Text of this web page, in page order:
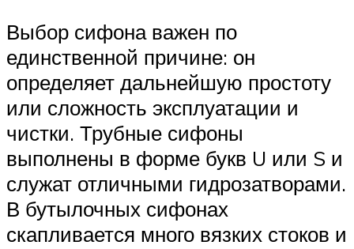
Выбор сифона важен по
единственной причине: он
определяет дальнейшую простоту
или сложность эксплуатации и
чистки. Трубные сифоны
выполнены в форме букв U или S и
служат отличными гидрозатворами.
В бутылочных сифонах
скапливается много вязких стоков и